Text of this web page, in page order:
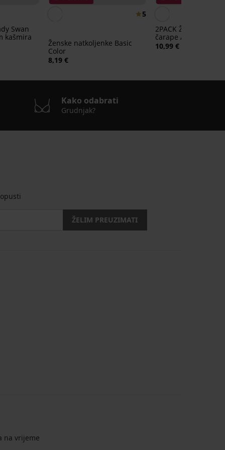
Swan
kašmira
5
Ženske natkoljenke Basic
Color
8,19 €
2PACK Ženske
čarape Agapi kratke
10,99 €
Kako odabrati
Grudnjak?
ŽELIM PREUZIMATI
na vrijeme